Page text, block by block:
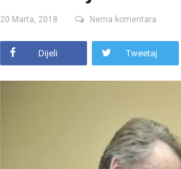
20 Marta, 2018 Nema komentara
Dijeli Tweetaj